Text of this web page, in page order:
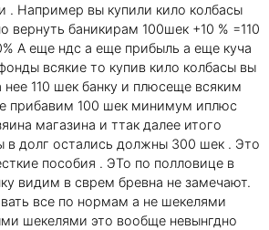
. Например вы купили кило колбасы
вернуть баникирам 100шек +10 % =110
А еще ндс а еще прибыль а еще куча
всякие то купив кило колбасы вы
110 шек банку и плюсеще всяким
прибавим 100 шек минимум иплюс
магазина и ттак далее итого
в долг остались должны 300 шек . Это
пособия . ЭТо по полловице в
видим в сврем бревна не замечают.
все по нормам а не шекелями
шекелями это вообще невынгдно